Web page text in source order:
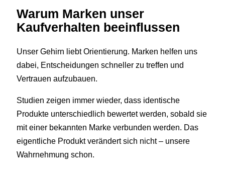
Warum Marken unser
Kaufverhalten beeinflussen
Unser Gehirn liebt Orientierung. Marken helfen uns
dabei, Entscheidungen schneller zu treffen und
Vertrauen aufzubauen.
Studien zeigen immer wieder, dass identische
Produkte unterschiedlich bewertet werden, sobald sie
mit einer bekannten Marke verbunden werden. Das
eigentliche Produkt verändert sich nicht – unsere
Wahrnehmung schon.